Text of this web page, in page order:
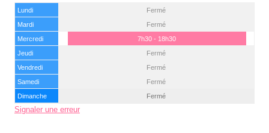
Lundi
Fermé
Mardi
Fermé
Mercredi
7h30 - 18h30
Jeudi
Fermé
Vendredi
Fermé
Samedi
Fermé
Dimanche
Fermé
Signaler une erreur